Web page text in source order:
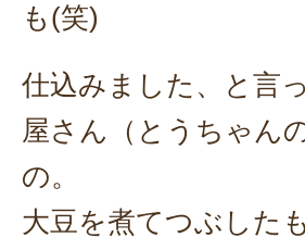
も(笑)
仕込みました、と言
屋さん（とうちゃん
の。
大豆を煮てつぶした